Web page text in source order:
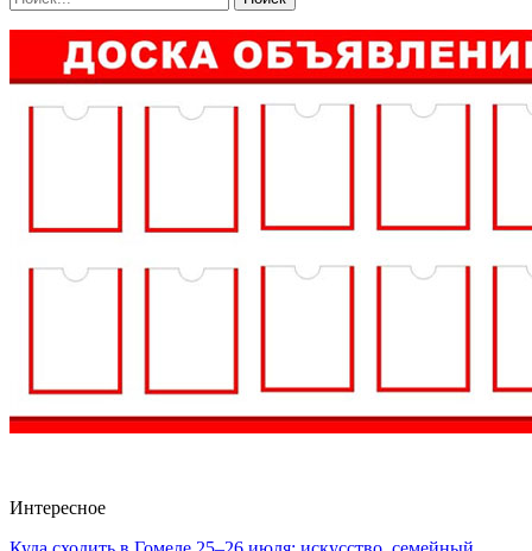
Интересное